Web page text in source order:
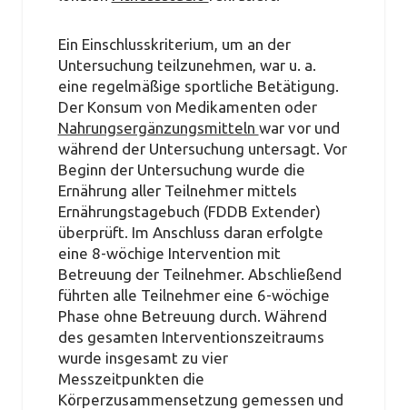
Ein Einschlusskriterium, um an der
Untersuchung teilzunehmen, war u. a.
eine regelmäßige sportliche Betätigung.
Der Konsum von Medikamenten oder
Nahrungsergänzungsmitteln war vor und
während der Untersuchung untersagt. Vor
Beginn der Untersuchung wurde die
Ernährung aller Teilnehmer mittels
Ernährungstagebuch (FDDB Extender)
überprüft. Im Anschluss daran erfolgte
eine 8-wöchige Intervention mit
Betreuung der Teilnehmer. Abschließend
führten alle Teilnehmer eine 6-wöchige
Phase ohne Betreuung durch. Während
des gesamten Interventionszeitraums
wurde insgesamt zu vier
Messzeitpunkten die
Körperzusammensetzung gemessen und